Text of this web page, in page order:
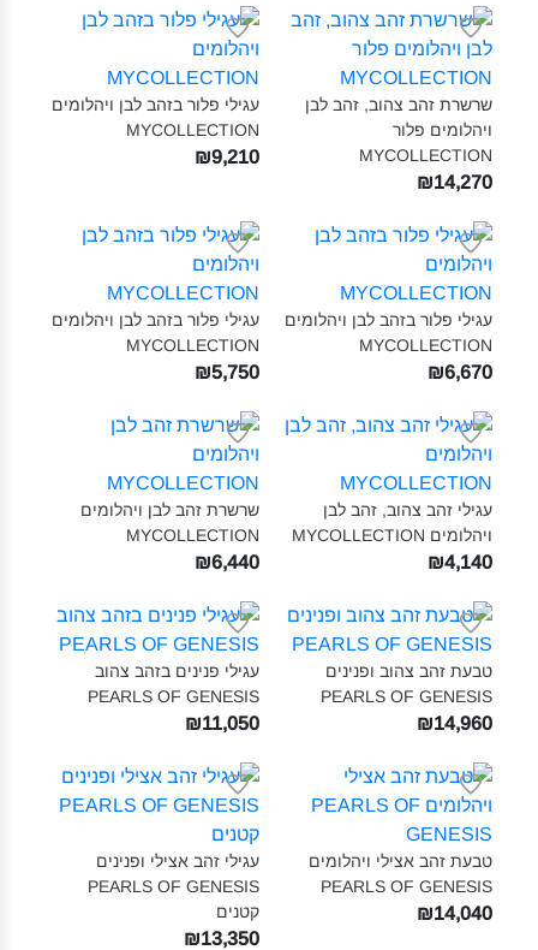
שרשרת זהב צהוב, זהב לבן
ויהלומים פלור
MYCOLLECTION‎
₪14,270
עגילי פלור בזהב לבן ויהלומים
MYCOLLECTION‎
₪9,210
עגילי פלור בזהב לבן ויהלומים
MYCOLLECTION‎
₪6,670
עגילי פלור בזהב לבן ויהלומים
MYCOLLECTION‎
₪5,750
עגילי זהב צהוב, זהב לבן
ויהלומים MYCOLLECTION‎
₪4,140
שרשרת זהב לבן ויהלומים
MYCOLLECTION‎
₪6,440
טבעת זהב צהוב ופנינים
PEARLS OF GENESIS‎
₪14,960
עגילי פנינים בזהב צהוב
PEARLS OF GENESIS‎
₪11,050
טבעת זהב אצילי ויהלומים
PEARLS OF GENESIS‎
₪14,040
עגילי זהב אצילי ופנינים
PEARLS OF GENESIS
קטנים‎
₪13,350